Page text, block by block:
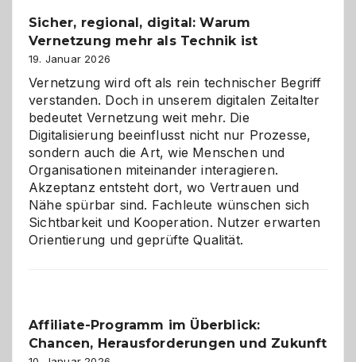
ein
dreifaches
Alaaf!
Sicher, regional, digital: Warum
Vernetzung mehr als Technik ist
19. Januar 2026
Vernetzung wird oft als rein technischer Begriff
verstanden. Doch in unserem digitalen Zeitalter
bedeutet Vernetzung weit mehr. Die
Digitalisierung beeinflusst nicht nur Prozesse,
sondern auch die Art, wie Menschen und
Organisationen miteinander interagieren.
Akzeptanz entsteht dort, wo Vertrauen und
Nähe spürbar sind. Fachleute wünschen sich
Sichtbarkeit und Kooperation. Nutzer erwarten
Orientierung und geprüfte Qualität.
Affiliate-Programm im Überblick:
Chancen, Herausforderungen und Zukunft